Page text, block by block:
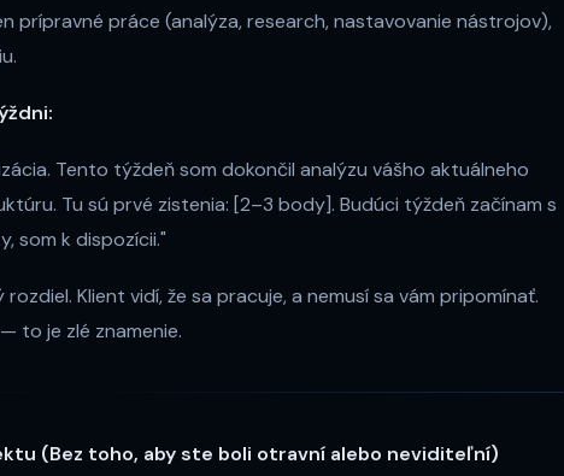
prípravné práce (analýza, research, nastavovanie nástrojov),
Tento týždeň som dokončil analýzu vášho aktuálneho
Tu sú prvé zistenia: [2–3 body]. Budúci týždeň začínam s
som k dispozícii."
Klient vidí, že sa pracuje, a nemusí sa vám pripomínať.
to je zlé znamenie.
(Bez toho, aby ste boli otravní alebo neviditeľní)